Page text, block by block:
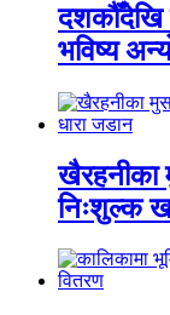
दशकौँदेखि
भविष्य
खैरहनीका
निःशुल्क